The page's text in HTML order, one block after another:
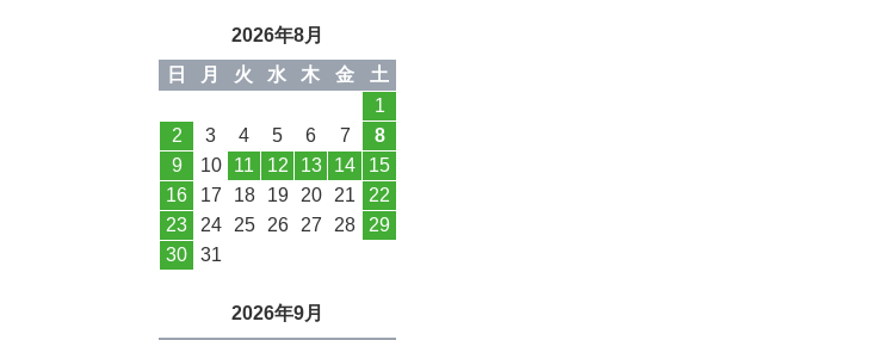
2026年8月
日
月 火 水 木 金
土
1
2
3 4 5 6 7
8
9
10 11 12 13 14
15
16
17 18 19 20 21
22
23
24 25 26 27 28
29
30
31
2026年9月